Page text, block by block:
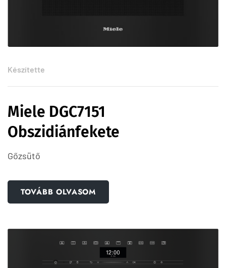
Készítette
Miele DGC7151
Obszidiánfekete
Gőzsütő
TOVÁBB OLVASOM